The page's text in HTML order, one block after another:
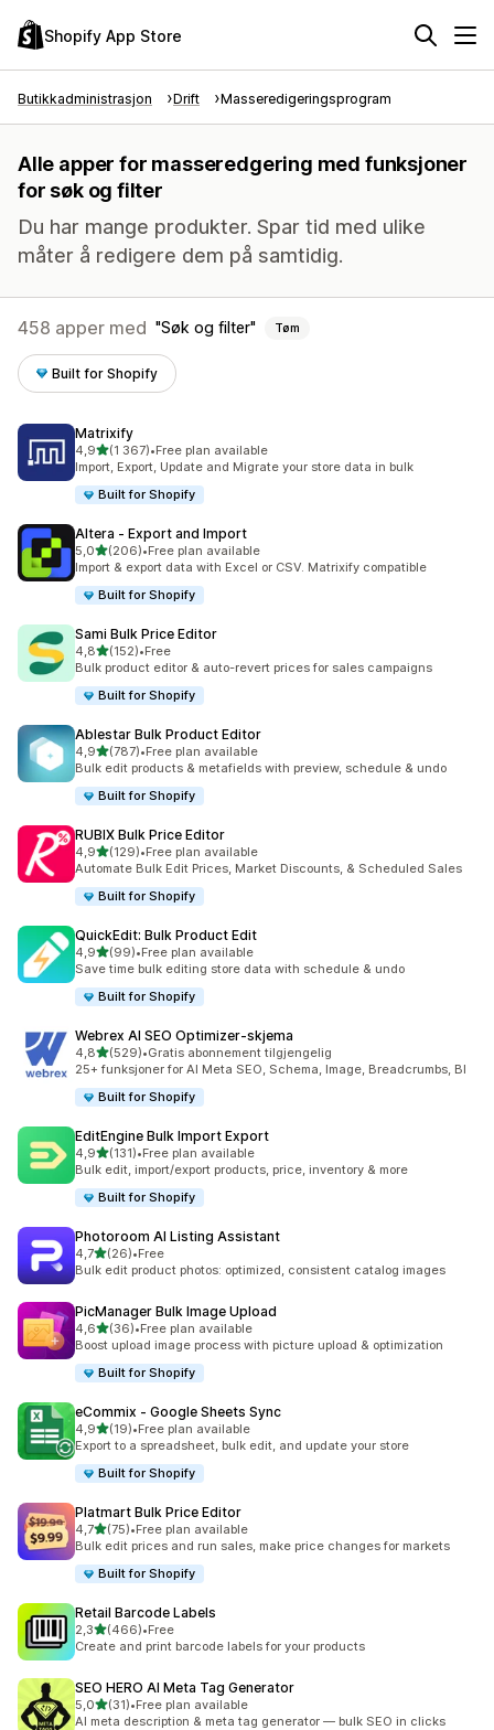
Shopify App Store
Butikkadministrasjon Drift Masseredigeringsprogram
Alle apper for masseredgering med funksjoner
for søk og filter
Du har mange produkter. Spar tid med ulike
måter å redigere dem på samtidig.
458 apper med Søk og filter Tøm
Built for Shopify
Matrixify
4,9av 5 stjerner
(1 367)
Totalt 1367 omtaler
•Free plan available
Import, Export, Update and Migrate your store data in bulk
Built for Shopify
Altera ‑ Export and Import
5,0av 5 stjerner
(206)
Totalt 206 omtaler
•Free plan available
Import & export data with Excel or CSV. Matrixify compatible
Built for Shopify
Sami Bulk Price Editor
4,8av 5 stjerner
(152)
Totalt 152 omtaler
•Free
Bulk product editor & auto-revert prices for sales campaigns
Built for Shopify
Ablestar Bulk Product Editor
4,9av 5 stjerner
(787)
Totalt 787 omtaler
•Free plan available
Bulk edit products & metafields with preview, schedule & undo
Built for Shopify
RUBIX Bulk Price Editor
4,9av 5 stjerner
(129)
Totalt 129 omtaler
•Free plan available
Automate Bulk Edit Prices, Market Discounts, & Scheduled Sales
Built for Shopify
QuickEdit: Bulk Product Edit
4,9av 5 stjerner
(99)
Totalt 99 omtaler
•Free plan available
Save time bulk editing store data with schedule & undo
Built for Shopify
Webrex AI SEO Optimizer‑skjema
4,8av 5 stjerner
(529)
Totalt 529 omtaler
•Gratis abonnement tilgjengelig
25+ funksjoner for AI Meta SEO, Schema, Image, Breadcrumbs, Bl
Built for Shopify
EditEngine Bulk Import Export
4,9av 5 stjerner
(131)
Totalt 131 omtaler
•Free plan available
Bulk edit, import/export products, price, inventory & more
Built for Shopify
Photoroom AI Listing Assistant
4,7av 5 stjerner
(26)
Totalt 26 omtaler
•Free
Bulk edit product photos: optimized, consistent catalog images
PicManager Bulk Image Upload
4,6av 5 stjerner
(36)
Totalt 36 omtaler
•Free plan available
Boost upload image process with picture upload & optimization
Built for Shopify
eCommix ‑ Google Sheets Sync
4,9av 5 stjerner
(19)
Totalt 19 omtaler
•Free plan available
Export to a spreadsheet, bulk edit, and update your store
Built for Shopify
Platmart Bulk Price Editor
4,7av 5 stjerner
(75)
Totalt 75 omtaler
•Free plan available
Bulk edit prices and run sales, make price changes for markets
Built for Shopify
Retail Barcode Labels
2,3av 5 stjerner
(466)
Totalt 466 omtaler
•Free
Create and print barcode labels for your products
SEO HERO AI Meta Tag Generator
5,0av 5 stjerner
(31)
Totalt 31 omtaler
•Free plan available
AI meta description & meta tag generator — bulk SEO in clicks